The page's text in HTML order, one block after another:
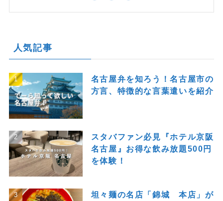
人気記事
名古屋弁を知ろう！名古屋市の
方言、特徴的な言葉遣いを紹介
スタバファン必見『ホテル京阪
名古屋』お得な飲み放題500円
を体験！
坦々麺の名店「錦城 本店」が